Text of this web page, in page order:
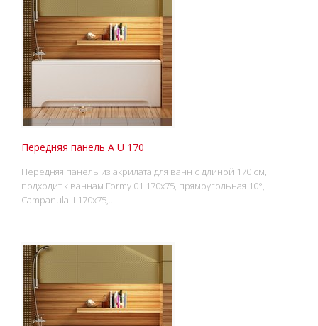
Передняя панель A U 170
Передняя панель из акрилата для ванн с длиной 170 см,
подходит к ваннам Formy 01 170x75, прямоугольная 10°,
Campanula II 170x75,…